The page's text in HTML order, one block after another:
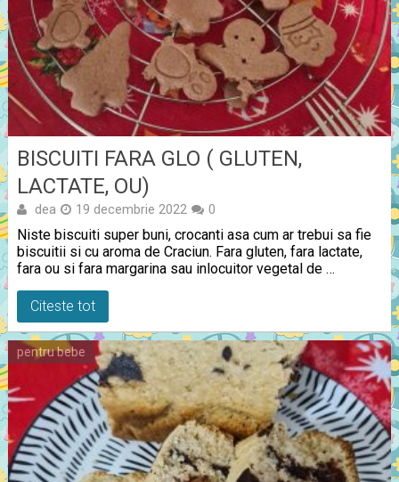
BISCUITI FARA GLO ( GLUTEN,
LACTATE, OU)
dea 19 decembrie 2022 0
Niste biscuiti super buni, crocanti asa cum ar trebui sa fie
biscuitii si cu aroma de Craciun. Fara gluten, fara lactate,
fara ou si fara margarina sau inlocuitor vegetal de …
Citeste tot
pentru bebe